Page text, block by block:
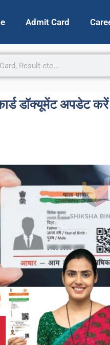
Admit Card
डॉक्यूमेंट अपडेट करें